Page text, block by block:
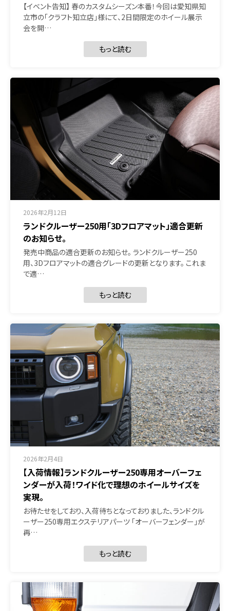
【イベント告知】 春のカスタムシーズン本番！今回は愛知県知
立市の「クラフト知立店」様にて、2日間限定のホイール展示
会を開…
もっと読む
2026年2月12日
ランドクルーザー250用「3Dフロアマット」適合更新
のお知らせ。
発売中商品の適合更新のお知らせ。 ランドクルーザー250
用、3Dフロアマットの適合グレードの更新となります。 これま
で適…
もっと読む
2026年2月4日
【入荷情報】ランドクルーザー250専用オーバーフェ
ンダーが入荷！ワイド化で理想のホイールサイズを
実現。
お待たせをしており、入荷待ちとなっておりました、ランドクル
ーザー250専用エクステリアパーツ 「オーバーフェンダー」が
再…
もっと読む